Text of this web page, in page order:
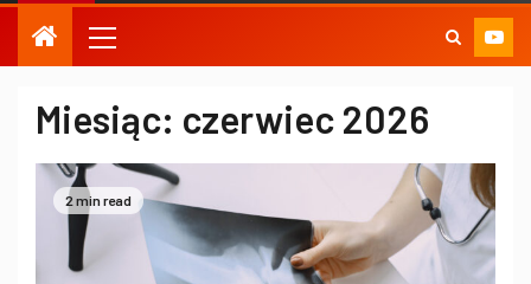
Miesiąc: czerwiec 2026
2 min read